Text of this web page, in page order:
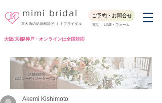
東大阪の結婚相談所 ミミブライダル
mimi bridal ご予約・お問合せ
電話・ LINE・フォーム
大阪/京都/神戸・オンラインは全国対応
結婚相談所
婚活コーディネーターブログ
Blog
Akemi Kishimoto